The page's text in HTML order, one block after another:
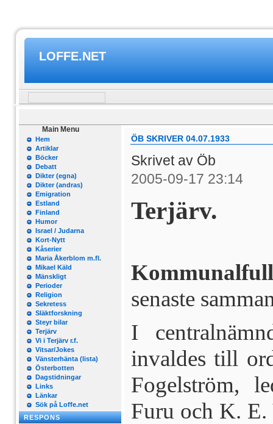
LOFFE.NET
Main Menu
Hem
Artiklar
Böcker
Debatt
Dikter (egna)
Dikter (andras)
Emigration
Estland
Finland
Humor
Israel / Judarna
Kort-Nytt
Kåserier
Maria Åkerblom m.fl.
Mikael Käld
Mänskligt
Perioder
Religion
Sekretess
Släktforskning
Steyr bilar
Terjärv
Vi i Terjärv r.f.
Vitsar/Jokes
Vänsterhänta (lista)
Österbotten
Dagstidningar
Links
Länkar
Sök på Loffe.net
RESPONS
ÖB SKRIVER 04.07.1933
Skrivet av Öb
2005-09-17 23:14
Terjärv.
senaste
I
invaldes till
Fogelström,
Furu och K. E.